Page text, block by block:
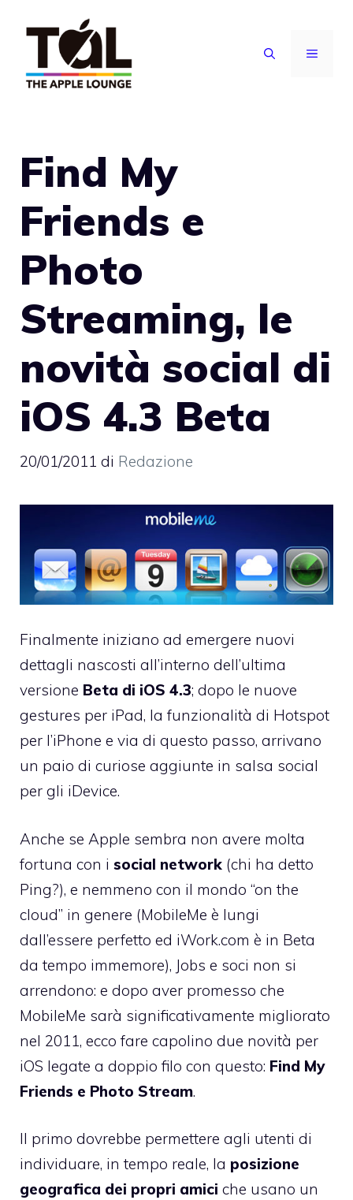
contenuto
MENU
Find My
Friends e
Photo
Streaming, le
novità social di
iOS 4.3 Beta
20/01/2011 di Redazione
Finalmente iniziano ad emergere nuovi
dettagli nascosti all’interno dell’ultima
versione Beta di iOS 4.3; dopo le nuove
gestures per iPad, la funzionalità di Hotspot
per l’iPhone e via di questo passo, arrivano
un paio di curiose aggiunte in salsa social
per gli iDevice.
Anche se Apple sembra non avere molta
fortuna con i social network (chi ha detto
Ping?), e nemmeno con il mondo “on the
cloud” in genere (MobileMe è lungi
dall’essere perfetto ed iWork.com è in Beta
da tempo immemore), Jobs e soci non si
arrendono: e dopo aver promesso che
MobileMe sarà significativamente migliorato
nel 2011, ecco fare capolino due novità per
iOS legate a doppio filo con questo: Find My
Friends e Photo Stream.
Il primo dovrebbe permettere agli utenti di
individuare, in tempo reale, la posizione
geografica dei propri amici che usano un